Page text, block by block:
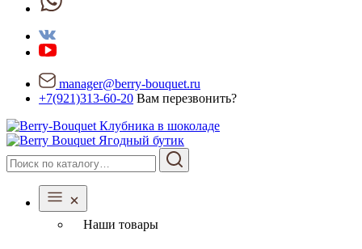
manager@berry-bouquet.ru
+7(921)313-60-20 Вам перезвонить?
Ягодный бутик
Наши товары